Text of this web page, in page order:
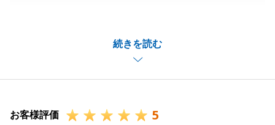
続きを読む
取引を心がけて参りました。
今後とも、末永いお付き合いをよろしくお願い致しま
す。
お客様評価 5